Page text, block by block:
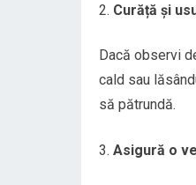
Curăță și
Dacă observi
cald sau
să pătrundă.
Asigură o